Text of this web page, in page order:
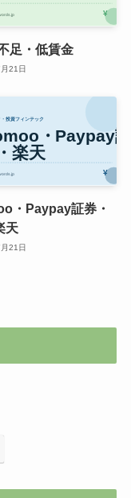
足・低賃金
21日
・Paypay証券・
天
21日